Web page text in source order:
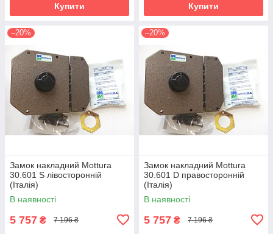
Купити Купити
–20%
Замок накладний Mottura
30.601 S лівосторонній
(Італія)
В наявності
5 757 ₴ 7 196 ₴
–20%
Замок накладний Mottura
30.601 D правосторонній
(Італія)
В наявності
5 757 ₴ 7 196 ₴